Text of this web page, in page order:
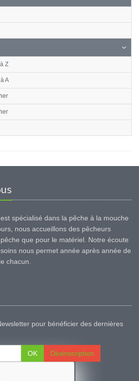
Z
A
spécialisé dans la pêche à la mouche
nous accueillons des pêcheurs
que pour le matériel. Notre écoute
nous permet année après année de
chacun.
pour bénéficier des dernières
OK Désinscription